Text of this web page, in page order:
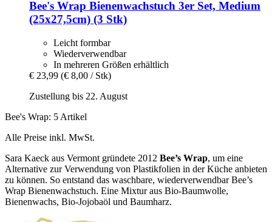
Bee's Wrap Bienenwachstuch 3er Set, Medium
(25x27,5cm) (3 Stk)
Leicht formbar
Wiederverwendbar
In mehreren Größen erhältlich
€ 23,99 (€ 8,00 / Stk)
Zustellung bis 22. August
Bee's Wrap: 5 Artikel
Alle Preise inkl. MwSt.
Sara Kaeck aus Vermont gründete 2012 Bee’s Wrap, um eine
Alternative zur Verwendung von Plastikfolien in der Küche anbieten
zu können. So entstand das waschbare, wiederverwendbar Bee’s
Wrap Bienenwachstuch. Eine Mixtur aus Bio-Baumwolle,
Bienenwachs, Bio-Jojobaöl und Baumharz.